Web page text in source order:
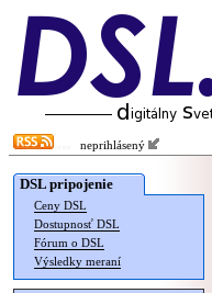
neprihlásený
DSL pripojenie
Ceny DSL
Dostupnosť DSL
Fórum o DSL
Výsledky meraní